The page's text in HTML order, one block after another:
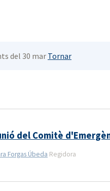
del 30 mar Tornar
del Comitè
Forgas Úbeda Regidora